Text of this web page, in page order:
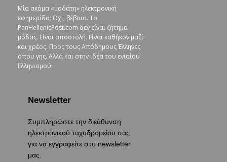
Μία ακόμα «μοδάτη» ηλεκτρονική
εφημερίδα; Όχι, βέβαια. To
PanHellenicPost.com δεν είναι ζήτημα
μόδας. Είναι αποστολή. Είναι καθήκον μαζί
και χρέος. Προς τους Απόδημους Έλληνες
όπου γης. Αλλά και στην ιδέα του ενιαίου
Ελληνισμού.
Newsletter
Συμπληρώστε την διεύθυνση
ηλεκτρονικού ταχυδρομείου σας
για να εγγραφείτε στο newsletter
μας.